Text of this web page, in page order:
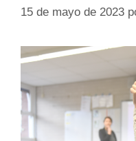
15 de mayo de 2023